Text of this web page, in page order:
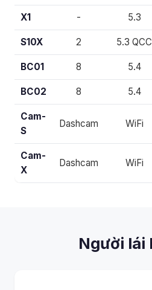
X1 - 5.3
S10X 2 5.3 QCC
BC01 8 5.4
BC02 8 5.4
Cam-
S
Dashcam WiFi
Cam-
X
Dashcam WiFi
Người lái